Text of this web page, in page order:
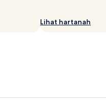
Lihat hartanah